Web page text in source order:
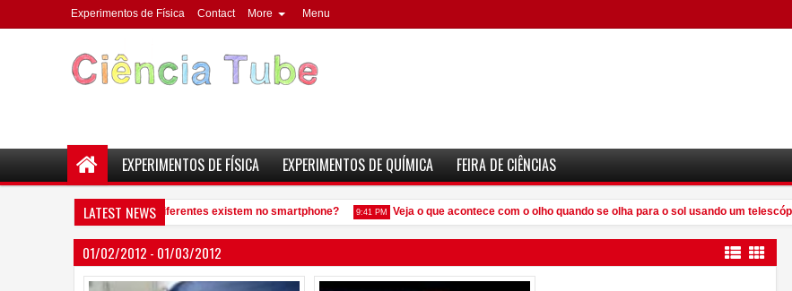
Experimentos de Física Contact More Menu
EXPERIMENTOS DE FÍSICA EXPERIMENTOS DE QUÍMICA FEIRA DE CIÊNCIAS
LATEST NEWS
elementos químicos diferentes existem no smartphone? 9:41 PM Veja o que acontece com o olho quando se olha para o sol usando um telescópio
01/02/2012 - 01/03/2012